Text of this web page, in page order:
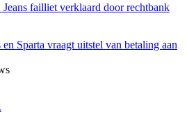
failliet verklaard door rechtbank
Sparta vraagt uitstel van betaling aan